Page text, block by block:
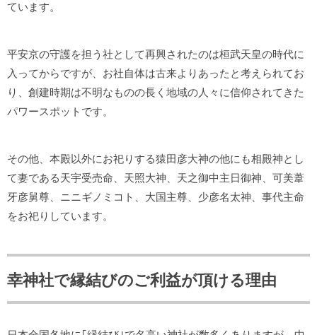
ています。
平安京の守護を担う社として再興されたのは桓武天皇の時代に
入ってからですが、お社自体は古来よりあったと考えられてお
り、創建時期は不明なものの長く地域の人々に信仰されてきた
パワースポットです。
その他、本殿以外にお祀りする猿田彦大神の他にも相殿神とし
て妻である天宇受売命、天照大神、天之御中主日御神、可美葦
牙彦舅尊、ニニギノミコト、大国主尊、少彦名太神、事代主命
をお祀りしています。
幸神社で縁結びのご利益が頂ける理由